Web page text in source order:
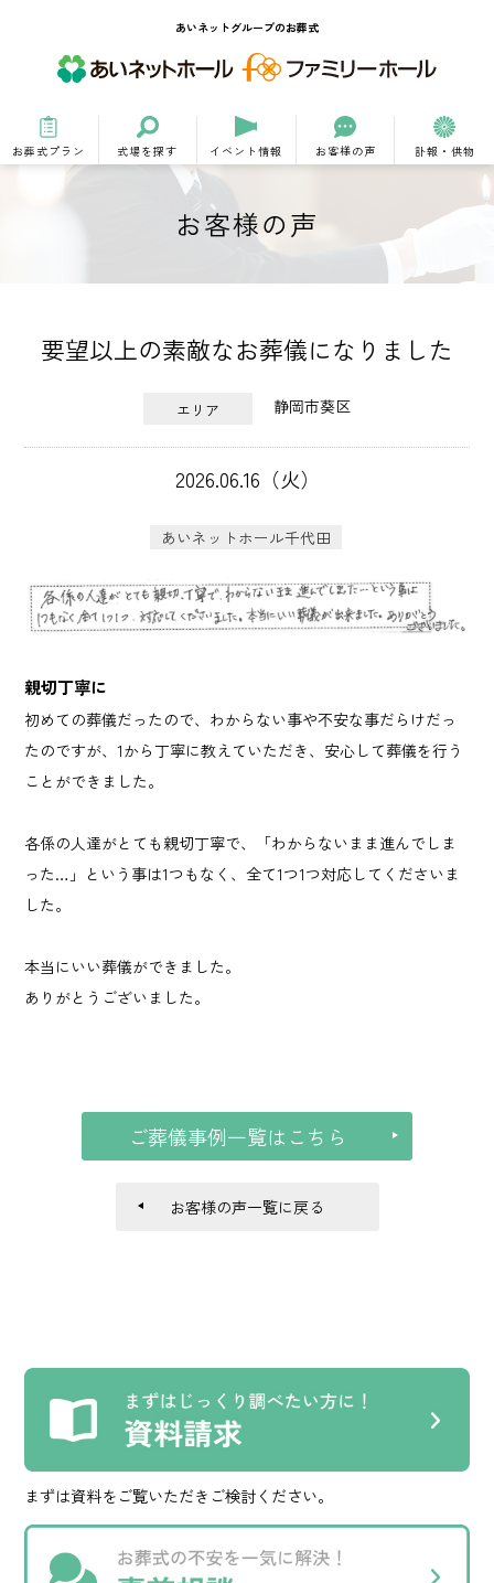
あいネットグループのお葬式
お葬式プラン 式場を探す イベント情報 お客様の声 訃報・供物
お客様の声
要望以上の素敵なお葬儀になりました
エリア 静岡市葵区
2026.06.16（火）
あいネットホール千代田
親切丁寧に
初めての葬儀だったので、わからない事や不安な事だらけだっ
たのですが、1から丁寧に教えていただき、安心して葬儀を行う
ことができました。
各係の人達がとても親切丁寧で、「わからないまま進んでしま
った…」という事は1つもなく、全て1つ1つ対応してくださいま
した。
本当にいい葬儀ができました。
ありがとうございました。
ご葬儀事例一覧はこちら
お客様の声一覧に戻る
まずは資料をご覧いただきご検討ください。